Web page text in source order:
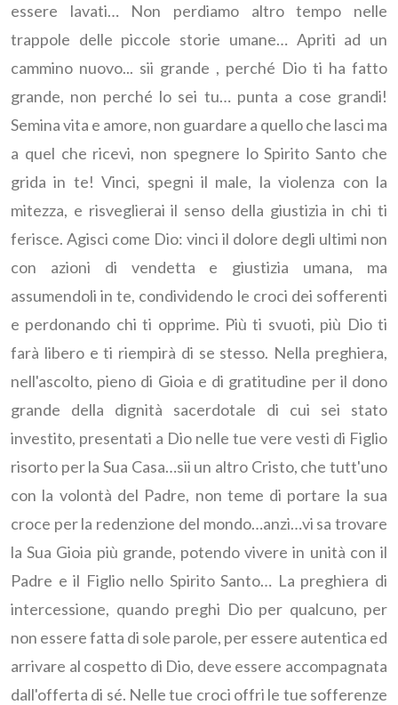
essere lavati… Non perdiamo altro tempo nelle
trappole delle piccole storie umane… Apriti ad un
cammino nuovo... sii grande , perché Dio ti ha fatto
grande, non perché lo sei tu… punta a cose grandi!
Semina vita e amore, non guardare a quello che lasci ma
a quel che ricevi, non spegnere lo Spirito Santo che
grida in te! Vinci, spegni il male, la violenza con la
mitezza, e risveglierai il senso della giustizia in chi ti
ferisce. Agisci come Dio: vinci il dolore degli ultimi non
con azioni di vendetta e giustizia umana, ma
assumendoli in te, condividendo le croci dei sofferenti
e perdonando chi ti opprime. Più ti svuoti, più Dio ti
farà libero e ti riempirà di se stesso. Nella preghiera,
nell'ascolto, pieno di Gioia e di gratitudine per il dono
grande della dignità sacerdotale di cui sei stato
investito, presentati a Dio nelle tue vere vesti di Figlio
risorto per la Sua Casa…sii un altro Cristo, che tutt'uno
con la volontà del Padre, non teme di portare la sua
croce per la redenzione del mondo…anzi…vi sa trovare
la Sua Gioia più grande, potendo vivere in unità con il
Padre e il Figlio nello Spirito Santo… La preghiera di
intercessione, quando preghi Dio per qualcuno, per
non essere fatta di sole parole, per essere autentica ed
arrivare al cospetto di Dio, deve essere accompagnata
dall'offerta di sé. Nelle tue croci offri le tue sofferenze